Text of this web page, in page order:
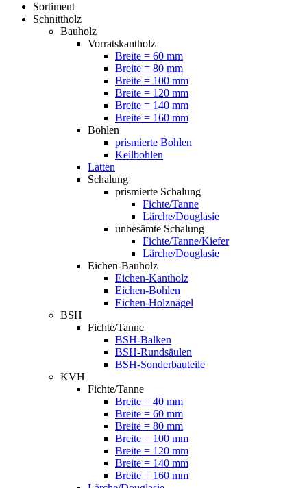
Sortiment
Schnittholz
Bauholz
Vorratskantholz
Breite = 60 mm
Breite = 80 mm
Breite = 100 mm
Breite = 120 mm
Breite = 140 mm
Breite = 160 mm
Bohlen
prismierte Bohlen
Keilbohlen
Latten
Schalung
prismierte Schalung
Fichte/Tanne
Lärche/Douglasie
unbesämte Schalung
Fichte/Tanne/Kiefer
Lärche/Douglasie
Eichen-Bauholz
Eichen-Kantholz
Eichen-Bohlen
Eichen-Holznägel
BSH
Fichte/Tanne
BSH-Balken
BSH-Rundsäulen
BSH-Sonderbauteile
KVH
Fichte/Tanne
Breite = 40 mm
Breite = 60 mm
Breite = 80 mm
Breite = 100 mm
Breite = 120 mm
Breite = 140 mm
Breite = 160 mm